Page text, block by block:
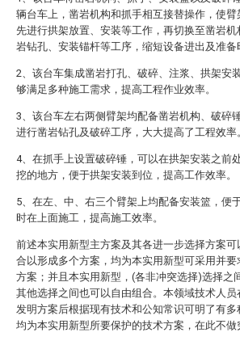
辆台车上，凿岩机构和抓手相互接替操作，使臂
先进行拱架放置、安装等工作，再切换至凿岩机
岩钻孔、安装锚杆等工序，缩短设备进出及准备
2、该台车集成凿岩打孔、破碎、注浆、拱架安
够满足多种施工需求，提高工程作业效率。
3、该台车左右两侧臂架均配备凿岩机构、破碎
进行凿岩钻孔及破碎工序，大大提高了工程效率
4、在抓手上设置破碎锤，可以在拱架安装之前
挖的地方，便于拱架安装到位，提高工作效率。
5、在左、中、右三个臂架上均配备安装篮，便
时在上面施工，提高施工效率。
前述本实用新型主方案及其各进一步选择方案可
合以形成多个方案，均为本实用新型可采用并要
方案；并且本实用新型，(各非冲突选择)选择之
其他选择之间也可以自由组合。本领域技术人员
发明方案后根据现有技术和公知常识可明了有多
均为本实用新型所要保护的技术方案，在此不做